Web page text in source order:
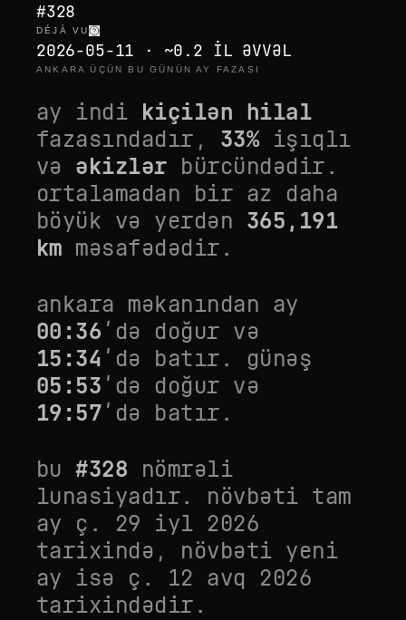
#328
DÉJÀ VU
2026-05-11 · ~0.2 IL ƏVVƏL
ANKARA ÜÇÜN BU GÜNÜN AY FAZASI
ay indi kiçilən hilal
fazasındadır, 33%işıqlı
və əkizlər bürcündədir.
ortalamadan bir az daha
böyük və yerdən 365,191
km məsafədədir.
ankara məkanından ay
00:36 ’də doğur və
15:34 ’də batır. günəş
05:53 ’də doğur və
19:57’də batır.
bu#328 nömrəli
lunasiyadır. növbəti tam
ay ç. 29 iyl 2026
tarixində, növbəti yeni
ay isə ç. 12 avq 2026
tarixindədir.